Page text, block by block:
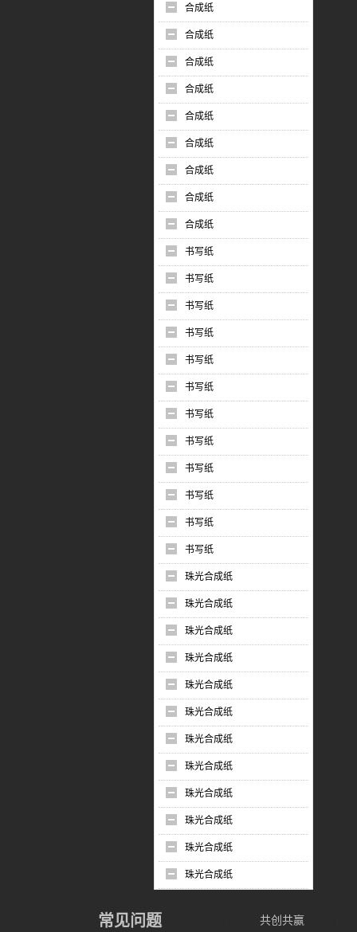
合成纸
合成纸
合成纸
合成纸
合成纸
合成纸
合成纸
合成纸
合成纸
书写纸
书写纸
书写纸
书写纸
书写纸
书写纸
书写纸
书写纸
书写纸
书写纸
书写纸
书写纸
珠光合成纸
珠光合成纸
珠光合成纸
珠光合成纸
珠光合成纸
珠光合成纸
珠光合成纸
珠光合成纸
珠光合成纸
珠光合成纸
珠光合成纸
珠光合成纸
常见问题 共创共赢